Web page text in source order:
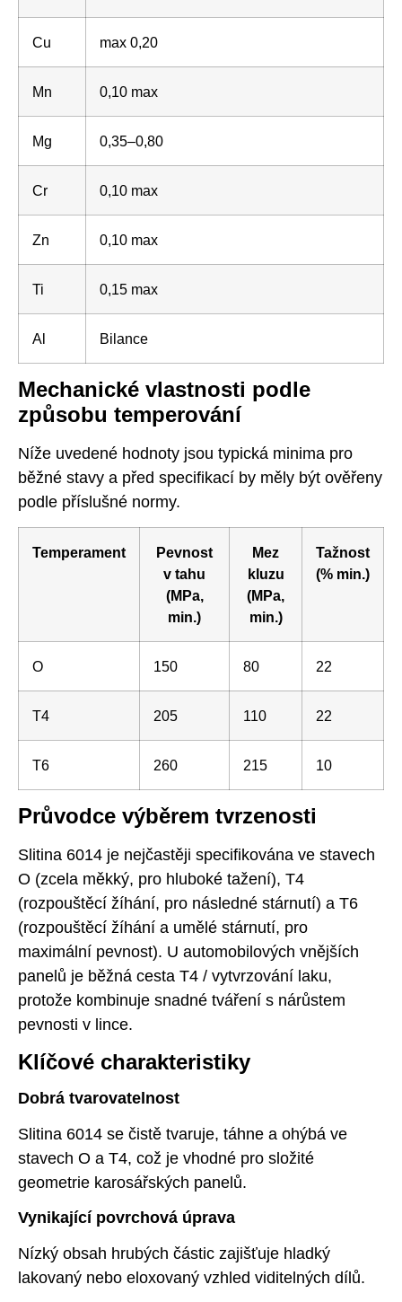
Cu max 0,20
Mn 0,10 max
Mg 0,35–0,80
Cr 0,10 max
Zn 0,10 max
Ti 0,15 max
Al Bilance
Mechanické vlastnosti podle
způsobu temperování
Níže uvedené hodnoty jsou typická minima pro
běžné stavy a před specifikací by měly být ověřeny
podle příslušné normy.
Temperament
Pevnost
v tahu
(MPa,
min.)
Mez
kluzu
(MPa,
min.)
Tažnost
(% min.)
O 150 80 22
T4 205 110 22
T6 260 215 10
Průvodce výběrem tvrzenosti
Slitina 6014 je nejčastěji specifikována ve stavech
O (zcela měkký, pro hluboké tažení), T4
(rozpouštěcí žíhání, pro následné stárnutí) a T6
(rozpouštěcí žíhání a umělé stárnutí, pro
maximální pevnost). U automobilových vnějších
panelů je běžná cesta T4 / vytvrzování laku,
protože kombinuje snadné tváření s nárůstem
pevnosti v lince.
Klíčové charakteristiky
Dobrá tvarovatelnost
Slitina 6014 se čistě tvaruje, táhne a ohýbá ve
stavech O a T4, což je vhodné pro složité
geometrie karosářských panelů.
Vynikající povrchová úprava
Nízký obsah hrubých částic zajišťuje hladký
lakovaný nebo eloxovaný vzhled viditelných dílů.